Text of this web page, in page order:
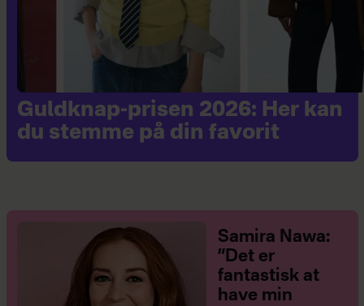
Guldknap-prisen 2026: Her kan
du stemme på din favorit
Samira Nawa:
”Det er
fantastisk at
have min